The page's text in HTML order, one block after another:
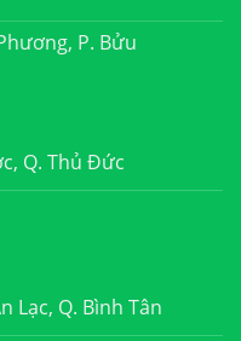
P. Bửu
Q. Thủ Đức
Lạc, Q. Bình Tân